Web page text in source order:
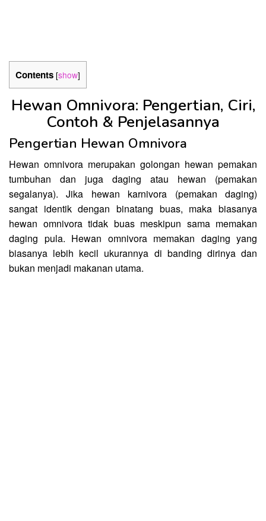
Contents [show]
Hewan Omnivora: Pengertian, Ciri,
Contoh & Penjelasannya
Pengertian Hewan Omnivora
Hewan omnivora merupakan golongan hewan pemakan
tumbuhan dan juga daging atau hewan (pemakan
segalanya). Jika hewan karnivora (pemakan daging)
sangat identik dengan binatang buas, maka biasanya
hewan omnivora tidak buas meskipun sama memakan
daging pula. Hewan omnivora memakan daging yang
biasanya lebih kecil ukurannya di banding dirinya dan
bukan menjadi makanan utama.